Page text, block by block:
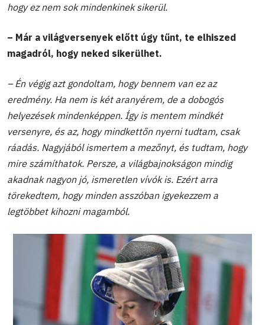
hogy ez nem sok mindenkinek sikerül.
– Már a világversenyek előtt úgy tűnt, te elhiszed
magadról, hogy neked sikerülhet.
– Én végig azt gondoltam, hogy bennem van ez az
eredmény. Ha nem is két aranyérem, de a dobogós
helyezések mindenképpen. Így is mentem mindkét
versenyre, és az, hogy mindkettőn nyerni tudtam, csak
ráadás. Nagyjából ismertem a mezőnyt, és tudtam, hogy
mire számíthatok. Persze, a világbajnokságon mindig
akadnak nagyon jó, ismeretlen vívók is. Ezért arra
törekedtem, hogy minden asszóban igyekezzem a
legtöbbet kihozni magamból.